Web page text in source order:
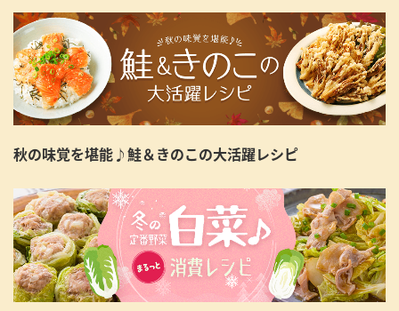
秋の味覚を堪能♪鮭＆きのこの大活躍レシピ